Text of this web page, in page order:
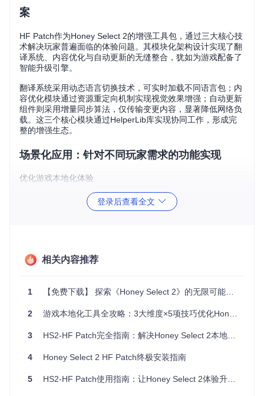
案
HF Patch作为Honey Select 2的增强工具包，通过三大核心技
术解决玩家普遍面临的体验问题。其模块化架构设计实现了翻
译系统、内容优化与自动更新的无缝整合，犹如为游戏配备了
智能升级引擎。
翻译系统采用动态语言切换技术，可实时加载不同语言包；内
容优化模块通过资源重定向机制实现视觉效果增强；自动更新
组件则采用增量同步算法，仅传输变更内容，显著降低网络负
载。这三个核心模块通过HelperLib库实现协同工作，形成完
整的增强生态。
场景化应用：针对不同玩家需求的功能实现
优化游戏本地化体验
当国际玩家面对非母语界面时，可通过补丁的多语言系统即时
切换界面语言。该功能采用Unicode编码兼容设计，支持包括
在高端硬件配置下，启用高清材质渲染功能可提升画面细节表
使角色模型与场景环境呈现更丰富的视觉层次。该功能在显存
大于4GB的系统上表现尤为明显。
保障功能持续更新
对于追求最新功能的玩家，自动更新机制可在后台完成组件升
比完整包减少70%。更新过程采用事务性处理，确保异常中断
登录后查看全文
相关内容推荐
1 【免费下载】 探索《Honey Select 2》的无限可能：HF Patch深度解析与推荐
2 游戏本地化工具全攻略：3大维度×5项技巧优化Honey Select 2体验
3 HS2-HF Patch完全指南：解决Honey Select 2本地化与优化问题的7个实战技巧
4 Honey Select 2 HF Patch终极安装指南
5 HS2-HF Patch使用指南：让Honey Select 2体验升级的完整方案